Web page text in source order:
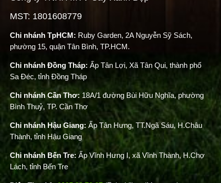
MST: 1801608779
Chi nhánh TpHCM: Ruby Garden, 2A Nguyễn Sỹ Sách,
phường 15, quận Tân Bình, TP.HCM.
Chi nhánh Đồng Tháp: Ấp Tân Lợi, Xã Tân Qui, thành phố
Sa Đéc, tỉnh Đồng Tháp
Chi nhánh Cần Thơ: 18A/1 đường Bùi Hữu Nghĩa, phường
Bình Thuỷ, TP. Cần Thơ
Chi nhánh Hậu Giang: Ấp Tân Hưng, TT.Ngã Sáu, H.Châu
Thành, tỉnh Hậu Giang
Chi nhánh Bến Tre: Ấp Vĩnh Hưng I, xã Vĩnh Thành, H.Chợ
Lách, tỉnh Bến Tre